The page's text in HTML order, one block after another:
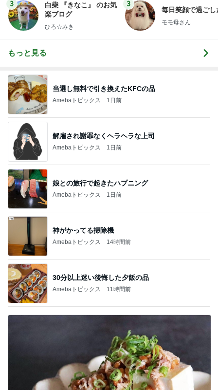
3
白柴 『きなこ』 のお気
楽ブログ
ひろ☆みき
3
毎日笑顔で過ごし
モモ母さん
もっと見る
当選し無料で引き換えたKFCの品
Amebaトピックス 1日前
解雇され謝罪なくヘラヘラな上司
Amebaトピックス 1日前
娘との旅行で起きたハプニング
Amebaトピックス 1日前
神がかってる掃除機
Amebaトピックス 14時間前
30分以上迷い後悔した夕飯の品
Amebaトピックス 11時間前